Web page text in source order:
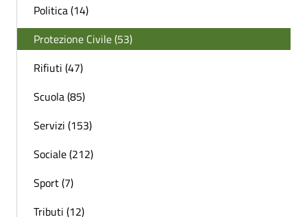
Politica (14)
Protezione Civile (53)
Rifiuti (47)
Scuola (85)
Servizi (153)
Sociale (212)
Sport (7)
Tributi (12)